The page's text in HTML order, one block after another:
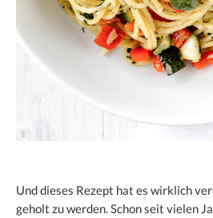
Und dieses Rezept hat es wirklich
geholt zu werden. Schon seit vielen